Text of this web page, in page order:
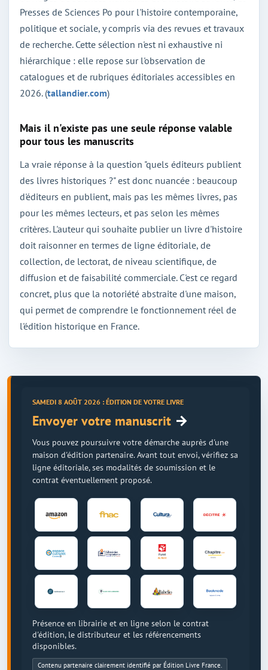
Presses de Sciences Po pour l'histoire contemporaine,
politique et sociale, y compris via des revues et travaux
de recherche. Cette sélection n'est ni exhaustive ni
hiérarchique : elle repose sur l'observation de
catalogues et de rubriques éditoriales accessibles en
2026. (tallandier.com)
Mais il n'existe pas une seule réponse valable
pour tous les manuscrits
La vraie réponse à la question "quels éditeurs publient
des livres historiques ?" est donc nuancée : beaucoup
d'éditeurs en publient, mais pas les mêmes livres, pas
pour les mêmes lecteurs, et pas selon les mêmes
critères. L'auteur qui souhaite publier un livre d'histoire
doit raisonner en termes de ligne éditoriale, de
collection, de lectorat, de niveau scientifique, de
diffusion et de faisabilité commerciale. C'est ce regard
concret, plus que la notoriété abstraite d'une maison,
qui permet de comprendre le fonctionnement réel de
l'édition historique en France.
SAMEDI 8 AOÛT 2026 : ÉDITION DE VOTRE LIVRE
Envoyer votre manuscrit →
Vous pouvez poursuivre votre démarche auprès d'une
maison d'édition partenaire. Avant tout envoi, vérifiez sa
ligne éditoriale, ses modalités de soumission et le
contrat éventuellement proposé.
Présence en librairie et en ligne selon le contrat
d'édition, le distributeur et les référencements
disponibles.
Contenu partenaire clairement identifié par Édition Livre France.